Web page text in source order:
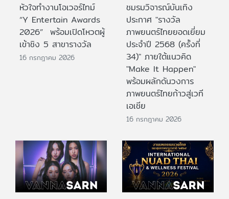
หัวใจทำงานโอเวอร์ไทม์
“Y Entertain Awards
2026” พร้อมเปิดโหวตผู้
เข้าชิง 5 สาขารางวัล
16 กรกฎาคม 2026
ชมรมวิจารณ์บันเทิง
ประกาศ "รางวัล
ภาพยนตร์ไทยยอดเยี่ยม
ประจําปี 2568 (ครั้งที่
34)" ภายใต้แนวคิด
"Make It Happen"
พร้อมผลักดันวงการ
ภาพยนตร์ไทยก้าวสู่เวที
เอเชีย
16 กรกฎาคม 2026